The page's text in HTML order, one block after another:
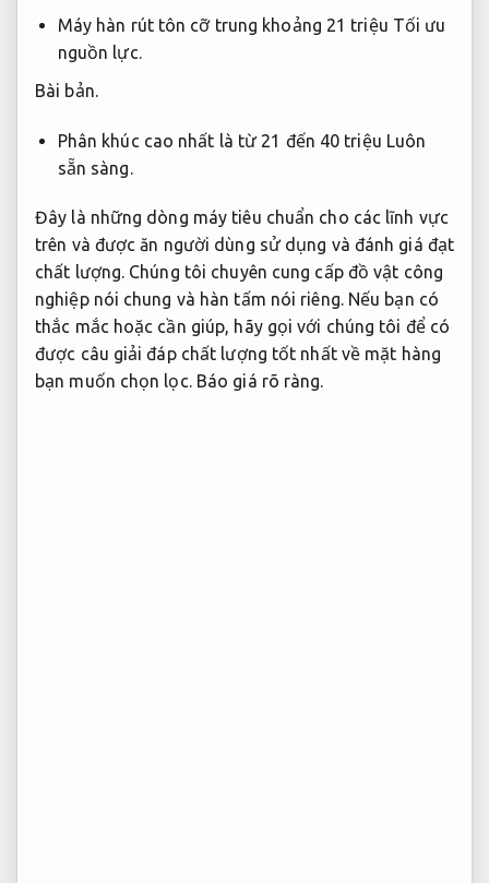
Máy hàn rút tôn cỡ trung khoảng 21 triệu Tối ưu
nguồn lực.
Bài bản.
Phân khúc cao nhất là từ 21 đến 40 triệu Luôn
sẵn sàng.
Đây là những dòng máy tiêu chuẩn cho các lĩnh vực
trên và được ăn người dùng sử dụng và đánh giá đạt
chất lượng. Chúng tôi chuyên cung cấp đồ vật công
nghiệp nói chung và hàn tấm nói riêng. Nếu bạn có
thắc mắc hoặc cần giúp, hãy gọi với chúng tôi để có
được câu giải đáp chất lượng tốt nhất về mặt hàng
bạn muốn chọn lọc. Báo giá rõ ràng.